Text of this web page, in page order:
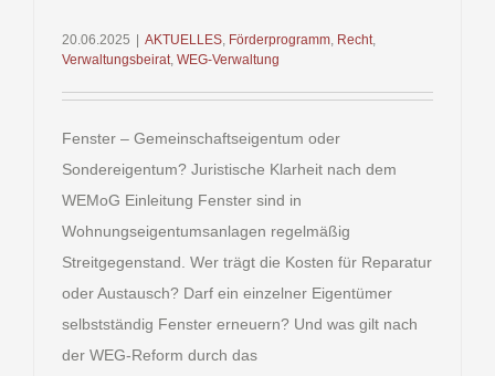
20.06.2025 AKTUELLES, Förderprogramm, Recht,
Verwaltungsbeirat, WEG-Verwaltung
Fenster – Gemeinschaftseigentum oder
Sondereigentum? Juristische Klarheit nach dem
WEMoG Einleitung Fenster sind in
Wohnungseigentumsanlagen regelmäßig
Streitgegenstand. Wer trägt die Kosten für Reparatur
oder Austausch? Darf ein einzelner Eigentümer
selbstständig Fenster erneuern? Und was gilt nach
der WEG-Reform durch das